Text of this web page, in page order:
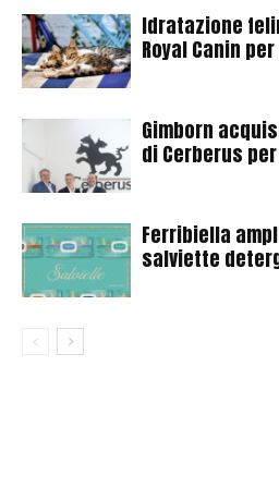
Idratazione
Royal Canin
Gimborn
di Cerberus
Ferribiella
salviette